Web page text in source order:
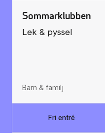
Sommarklubben
Lek & pyssel
Barn & familj
Fri entré